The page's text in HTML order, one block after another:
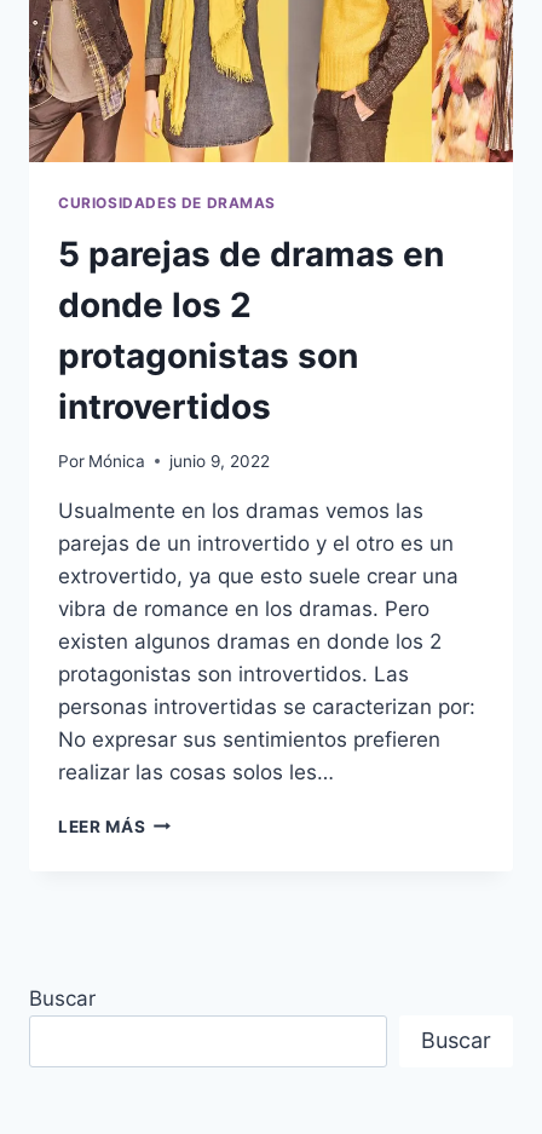
CURIOSIDADES DE DRAMAS
5 parejas de dramas en
donde los 2
protagonistas son
introvertidos
Por Mónica junio 9, 2022
Usualmente en los dramas vemos las
parejas de un introvertido y el otro es un
extrovertido, ya que esto suele crear una
vibra de romance en los dramas. Pero
existen algunos dramas en donde los 2
protagonistas son introvertidos. Las
personas introvertidas se caracterizan por:
No expresar sus sentimientos prefieren
realizar las cosas solos les…
LEER MÁS 5
PROTAGONISTAS
INTROVERTIDOS
Buscar
Buscar